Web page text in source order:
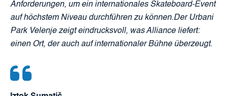
Anforderungen, um ein internationales Skateboard-Event
auf höchstem Niveau durchführen zu können.Der Urbani
Park Velenje zeigt eindrucksvoll, was Alliance liefert:
einen Ort, der auch auf internationaler Bühne überzeugt.